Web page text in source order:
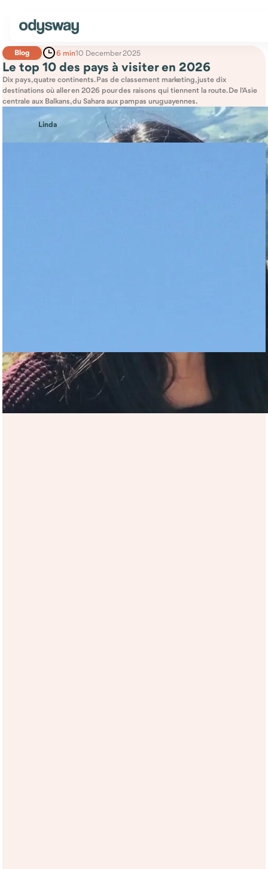
Blog 6 min10 December 2025
Le top 10 des pays à visiter en 2026
Dix pays, quatre continents. Pas de classement marketing, juste dix
destinations où aller en 2026 pour des raisons qui tiennent la route. De l'Asie
centrale aux Balkans, du Sahara aux pampas uruguayennes.
Linda